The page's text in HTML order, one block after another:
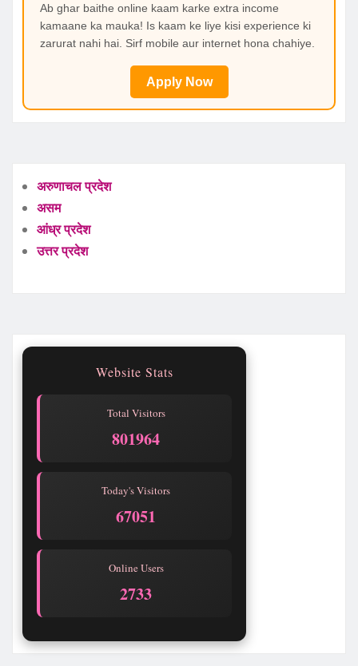
Ab ghar baithe online kaam karke extra income
kamaane ka mauka! Is kaam ke liye kisi experience ki
zarurat nahi hai. Sirf mobile aur internet hona chahiye.
Apply Now
अरुणाचल प्रदेश
असम
आंध्र प्रदेश
उत्तर प्रदेश
Website Stats
Total Visitors
801968
Today's Visitors
67055
Online Users
2733